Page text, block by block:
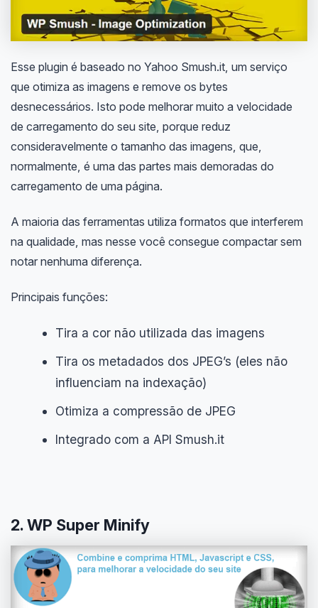
Esse plugin é baseado no Yahoo Smush.it, um serviço
que otimiza as imagens e remove os bytes
desnecessários. Isto pode melhorar muito a velocidade
de carregamento do seu site, porque reduz
consideravelmente o tamanho das imagens, que,
normalmente, é uma das partes mais demoradas do
carregamento de uma página.
A maioria das ferramentas utiliza formatos que interferem
na qualidade, mas nesse você consegue compactar sem
notar nenhuma diferença.
Principais funções:
Tira a cor não utilizada das imagens
Tira os metadados dos JPEG’s (eles não
influenciam na indexação)
Otimiza a compressão de JPEG
Integrado com a API Smush.it
2. WP Super Minify